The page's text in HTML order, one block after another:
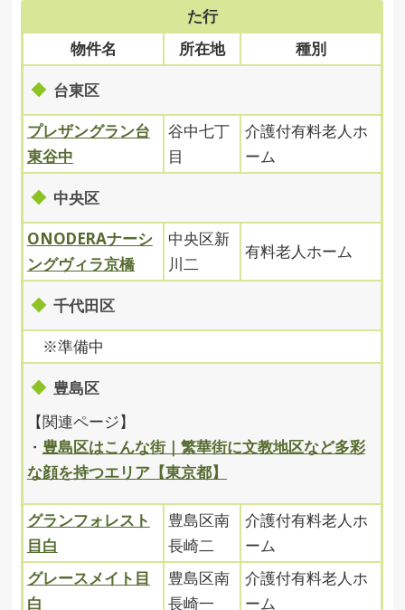
た行
物件名
所在地 種別
台東区
プレザングラン台
東谷中
谷中七丁
目
介護付有料老人ホ
ーム
中央区
ONODERAナーシ
ングヴィラ京橋
中央区新
川二
有料老人ホーム
千代田区
※準備中
豊島区
【関連ページ】
・ 豊島区はこんな街｜繁華街に文教地区など多彩
な顔を持つエリア【東京都】
グランフォレスト
目白
豊島区南
長崎二
介護付有料老人ホ
ーム
グレースメイト目
白
豊島区南
長崎一
介護付有料老人ホ
ーム